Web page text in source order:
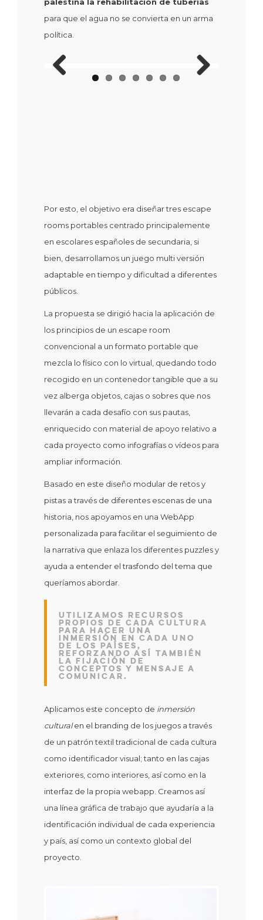
palestina la rehabilitación de tuberías
para que el agua no se convierta en un arma
política.
Por esto, el objetivo era diseñar tres escape
rooms portables centrado principalemente
en escolares españoles de secundaria, si
bien, desarrollamos un juego multi versión
adaptable en tiempo y dificultad a diferentes
públicos.
La propuesta se dirigió hacia la aplicación de
los principios de un escape room
convencional a un formato portable que
mezcla lo físico con lo virtual, quedando todo
recogido en un contenedor tangible que a su
vez alberga objetos, cajas o sobres que nos
llevarán a cada desafío con sus pautas,
enriquecido con material de apoyo relativo a
cada proyecto como infografías o vídeos para
ampliar información.
Basado en este diseño modular de retos y
pistas a través de diferentes escenas de una
historia, nos apoyamos en una WebApp
personalizada para facilitar el seguimiento de
la narrativa que enlaza los diferentes puzzles y
ayuda a entender el trasfondo del tema que
queríamos abordar.
Utilizamos recursos
propios de cada cultura
para hacer una
inmersión en cada uno
de los países,
reforzando así también
la fijación de
conceptos y mensaje a
comunicar.
Aplicamos este concepto de inmersión
culturalen el branding de los juegos a través
de un patrón textil tradicional de cada cultura
como identificador visual; tanto en las cajas
exteriores, como interiores, así como en la
interfaz de la propia webapp. Creamos así
una línea gráfica de trabajo que ayudaría a la
identificación individual de cada experiencia
y país, así como un contexto global del
proyecto.